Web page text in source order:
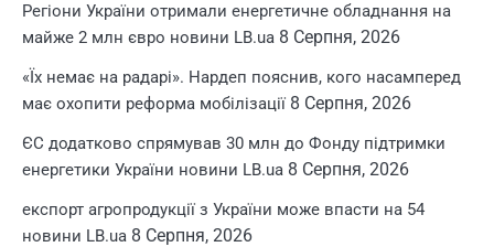
Регіони України отримали енергетичне обладнання на
майже 2 млн євро новини LB.ua 8 Серпня, 2026
«Їх немає на радарі». Нардеп пояснив, кого насамперед
має охопити реформа мобілізації 8 Серпня, 2026
ЄС додатково спрямував 30 млн до Фонду підтримки
енергетики України новини LB.ua 8 Серпня, 2026
експорт агропродукції з України може впасти на 54
новини LB.ua 8 Серпня, 2026